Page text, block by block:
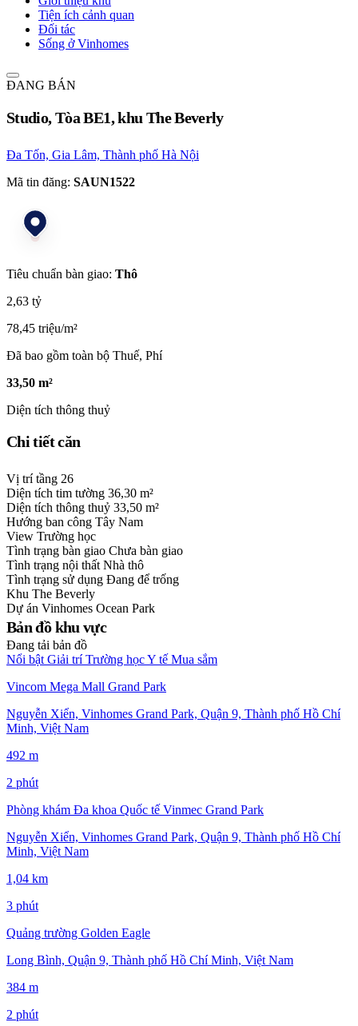
Tiện ích cảnh quan
Đối tác
Sống ở Vinhomes
ĐANG BÁN
Studio, Tòa BE1, khu The Beverly
Đa Tốn, Gia Lâm, Thành phố Hà Nội
Mã tin đăng: SAUN1522
Tiêu chuẩn bàn giao: Thô
2,63 tỷ
78,45 triệu/m²
Đã bao gồm toàn bộ Thuế, Phí
33,50 m²
Diện tích thông thuỷ
Chi tiết căn
Vị trí tầng 26
Diện tích tim tường 36,30 m²
Diện tích thông thuỷ 33,50 m²
Hướng ban công Tây Nam
View Trường học
Tình trạng bàn giao Chưa bàn giao
Tình trạng nội thất Nhà thô
Tình trạng sử dụng Đang để trống
Khu The Beverly
Dự án Vinhomes Ocean Park
Bản đồ khu vực
Đang tải bản đồ
Nổi bật Giải trí Trường họcY tế Mua sắm
Vincom Mega Mall Grand Park
Nguyễn Xiển, Vinhomes Grand Park, Quận 9, Thành phố Hồ Chí
Minh, Việt Nam
492 m
2 phút
Phòng khám Đa khoa Quốc tế Vinmec Grand Park
Nguyễn Xiển, Vinhomes Grand Park, Quận 9, Thành phố Hồ Chí
Minh, Việt Nam
1,04 km
3 phút
Quảng trường Golden Eagle
Long Bình, Quận 9, Thành phố Hồ Chí Minh, Việt Nam
384 m
2 phút